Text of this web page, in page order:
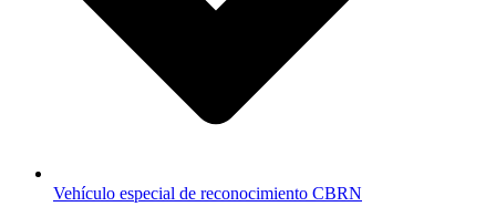
Vehículo especial de reconocimiento CBRN